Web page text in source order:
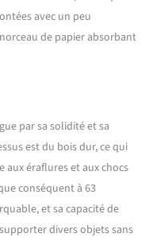
avec un peu
de papier absorbant
par sa solidité et sa
est du bois dur, ce qui
aux éraflures et aux chocs
conséquent à 63
et sa capacité de
divers objets sans